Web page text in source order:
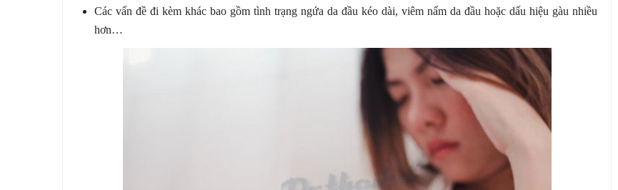
Các vấn đề đi kèm khác bao gồm tình trạng ngứa da đầu kéo dài, viêm nấm da đầu hoặc dấu hiệu gàu nhiều
hơn…